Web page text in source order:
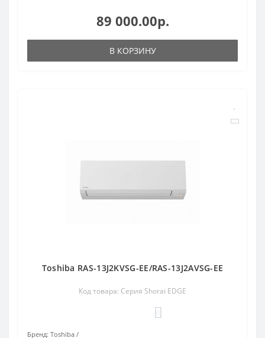
89 000.00р.
В КОРЗИНУ
Toshiba RAS-13J2KVSG-EE/RAS-13J2AVSG-EE
Код товара: Серия Shorai EDGE
Бренд: Toshiba